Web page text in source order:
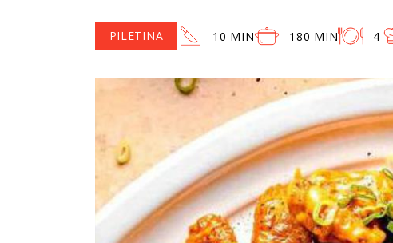
PILETINA 10 MIN 180 MIN 4